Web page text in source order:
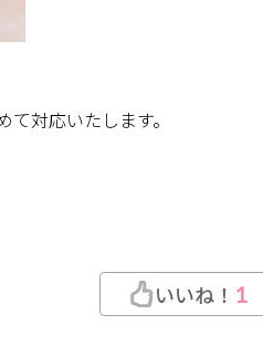
対応いたします。
いいね！ 1